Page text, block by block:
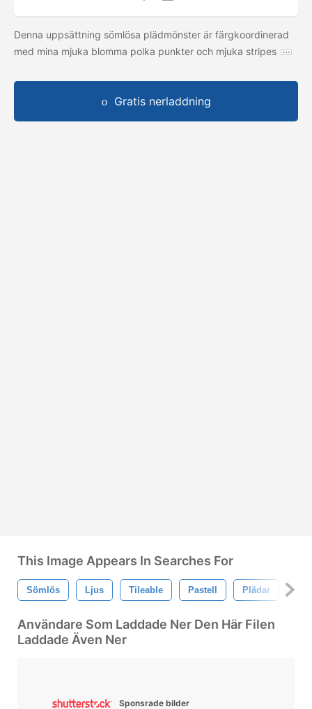
Denna uppsättning sömlösa plädmönster är färgkoordinerad
med mina mjuka blomma polka punkter och mjuka stripes
Gratis nerladdning
This Image Appears In Searches For
Sömlös Ljus Tileable Pastell Plädar
Användare Som Laddade Ner Den Här Filen
Laddade Även Ner
Sponsrade bilder